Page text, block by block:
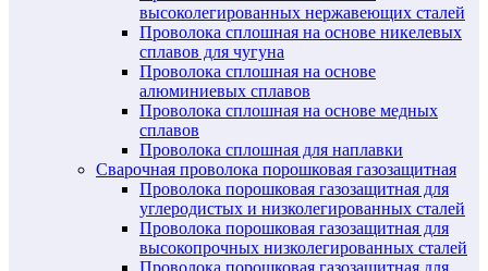
высоколегированных нержавеющих сталей
Проволока сплошная на основе никелевых
сплавов для чугуна
Проволока сплошная на основе
алюминиевых сплавов
Проволока сплошная на основе медных
сплавов
Проволока сплошная для наплавки
Сварочная проволока порошковая газозащитная
Проволока порошковая газозащитная для
углеродистых и низколегированных сталей
Проволока порошковая газозащитная для
высокопрочных низколегированных сталей
Проволока порошковая газозащитная для